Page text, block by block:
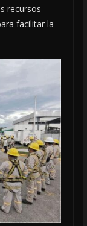
recursos
facilitar la